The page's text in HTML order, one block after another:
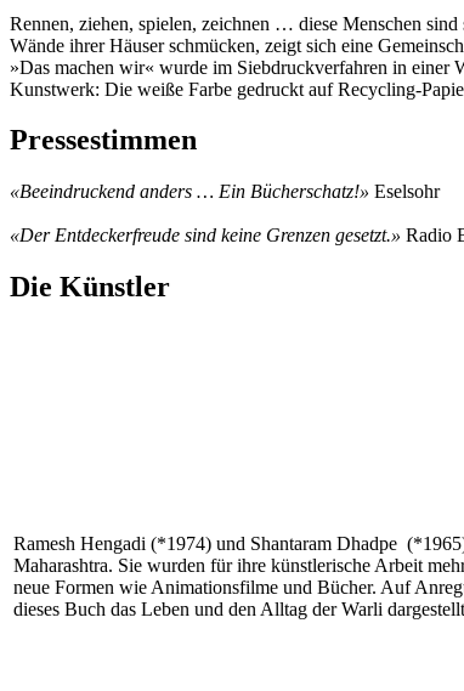
Rennen, ziehen, spielen, zeichnen … diese Menschen
Wände ihrer Häuser schmücken, zeigt sich eine
»Das machen wir« wurde im Siebdruckverfahren in einer
Kunstwerk: Die weiße Farbe gedruckt auf Recycling-
Pressestimmen
«Beeindruckend anders … Ein Bücherschatz!» Eselsohr
«Der Entdeckerfreude sind keine Grenzen gesetzt.» Radio
Die Künstler
Ramesh Hengadi (*1974) und Shantaram Dhadpe
Maharashtra. Sie wurden für ihre künstlerische Arbeit
neue Formen wie Animationsfilme und Bücher. Auf
dieses Buch das Leben und den Alltag der Warli